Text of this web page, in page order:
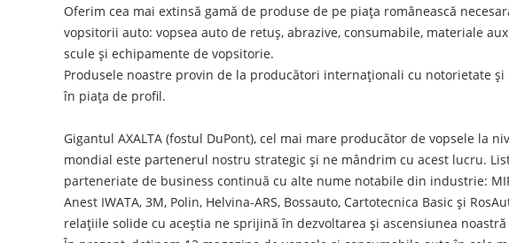
Oferim cea mai extinsă gamă de produse de pe piața românească
vopsitorii auto: vopsea auto de retuș, abrazive, consumabile, materiale
scule și echipamente de vopsitorie.
Produsele noastre provin de la producători internaționali cu notorietate și
în piața de profil.
Gigantul AXALTA (fostul DuPont), cel mai mare producător de vopsele la
mondial este partenerul nostru strategic și ne mândrim cu acest lucru.
parteneriate de business continuă cu alte nume notabile din industrie:
Anest IWATA, 3M, Polin, Helvina-ARS, Bossauto, Cartotecnica Basic și
relațiile solide cu aceștia ne sprijină în dezvoltarea și ascensiunea